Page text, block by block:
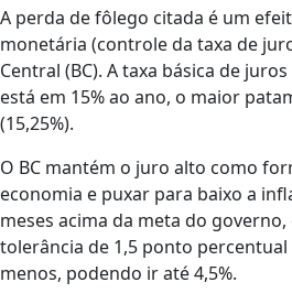
A perda de fôlego citada é um
monetária (controle da taxa de
Central (BC). A taxa básica de
está em 15% ao ano, o maior
(15,25%).
O BC mantém o juro alto como
economia e puxar para baixo a
meses acima da meta do governo,
tolerância de 1,5 ponto
menos, podendo ir até 4,5%.